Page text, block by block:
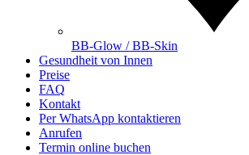
BB-Glow / BB-Skin
Gesundheit von Innen
Preise
FAQ
Kontakt
Per WhatsApp kontaktieren
Anrufen
Termin online buchen